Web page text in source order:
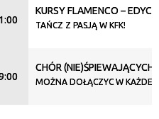
KURSY FLAMENCO –
TAŃCZ Z PASJĄ W KFK!
CHÓR (NIE)ŚPIEWAJĄCYCH
MOŻNA DOŁĄCZYC W KAŻDEJ